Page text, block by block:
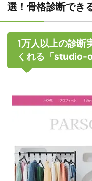
選！骨格診断でき
1万人以上の診断
くれる「studio-